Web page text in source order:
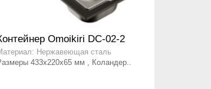
Omoikiri DC-02-2
Нержавеющая сталь
433x220x65 мм , Коландер..